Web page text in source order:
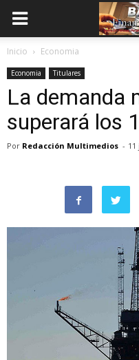
Inicio Economia
Economia Titulares
La demanda
superará los
Por Redacción Multimedios - 11